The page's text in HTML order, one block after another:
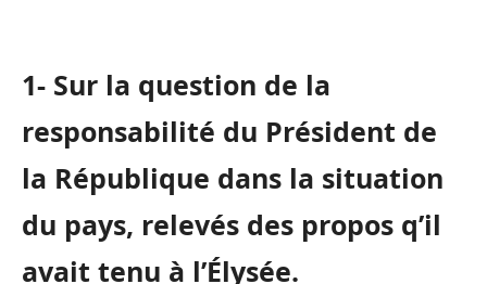
1- Sur la question de la
responsabilité du Président de
la République dans la situation
du pays, relevés des propos q’il
avait tenu à l’Élysée.